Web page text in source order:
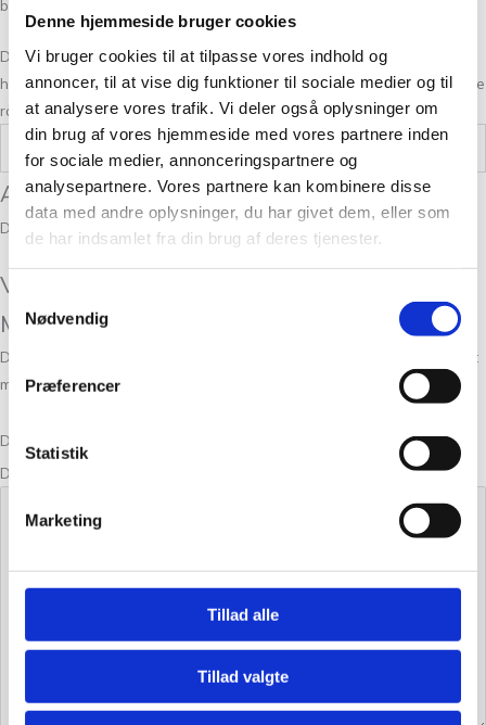
Denne hjemmeside bruger cookies
Vi bruger cookies til at tilpasse vores indhold og
annoncer, til at vise dig funktioner til sociale medier og til
at analysere vores trafik. Vi deler også oplysninger om
din brug af vores hjemmeside med vores partnere inden
for sociale medier, annonceringspartnere og
analysepartnere. Vores partnere kan kombinere disse
data med andre oplysninger, du har givet dem, eller som
de har indsamlet fra din brug af deres tjenester.
Samtykkevalg
Nødvendig
Præferencer
Statistik
Marketing
Tillad alle
Tillad valgte
brugskunst samt strikke- og hækletilbehør.
Du er også altid velkommen i vores fysiske butik påFrederiksberg
hvor du kan opleve nye produkter, få inspiration og få hjælp eller gode
råd til dit næste strikke- eller hækleprojekt.
Anmeldelser
Der er endnu ikke nogle anmeldelser.
Vær den første til at anmelde “Tynn Line
Mint Green 7911”
Din e-mailadresse vil ikke blive publiceret.
Krævede felter er markeret
med*
Din bedømmelse
Din anmeldelse